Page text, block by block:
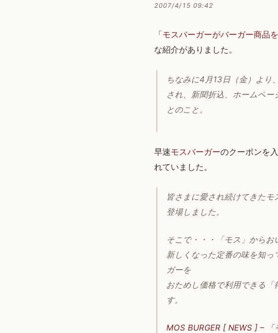
2007/4/15 09:42
「 モスバーガーがバーガー商品
な紹介がありました。
ちなみに4月13日（金）より
され、新聞折込、ホームペ
とのこと。
早速モスバーガーのクーポンを
れていました。
皆さまに愛され続けてきた
登場しました。
そこで・・・「モス」からお
新しくなった定番の味を知
ガーを
おためし価格で利用できる
す。
MOS BURGER [ NEWS ] –